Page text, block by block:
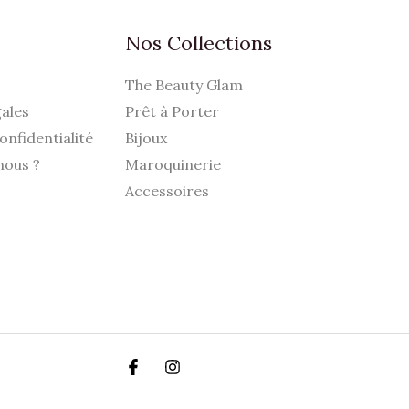
?
Nos Collections
The Beauty Glam
Prêt à Porter
Bijoux
Maroquinerie
Accessoires